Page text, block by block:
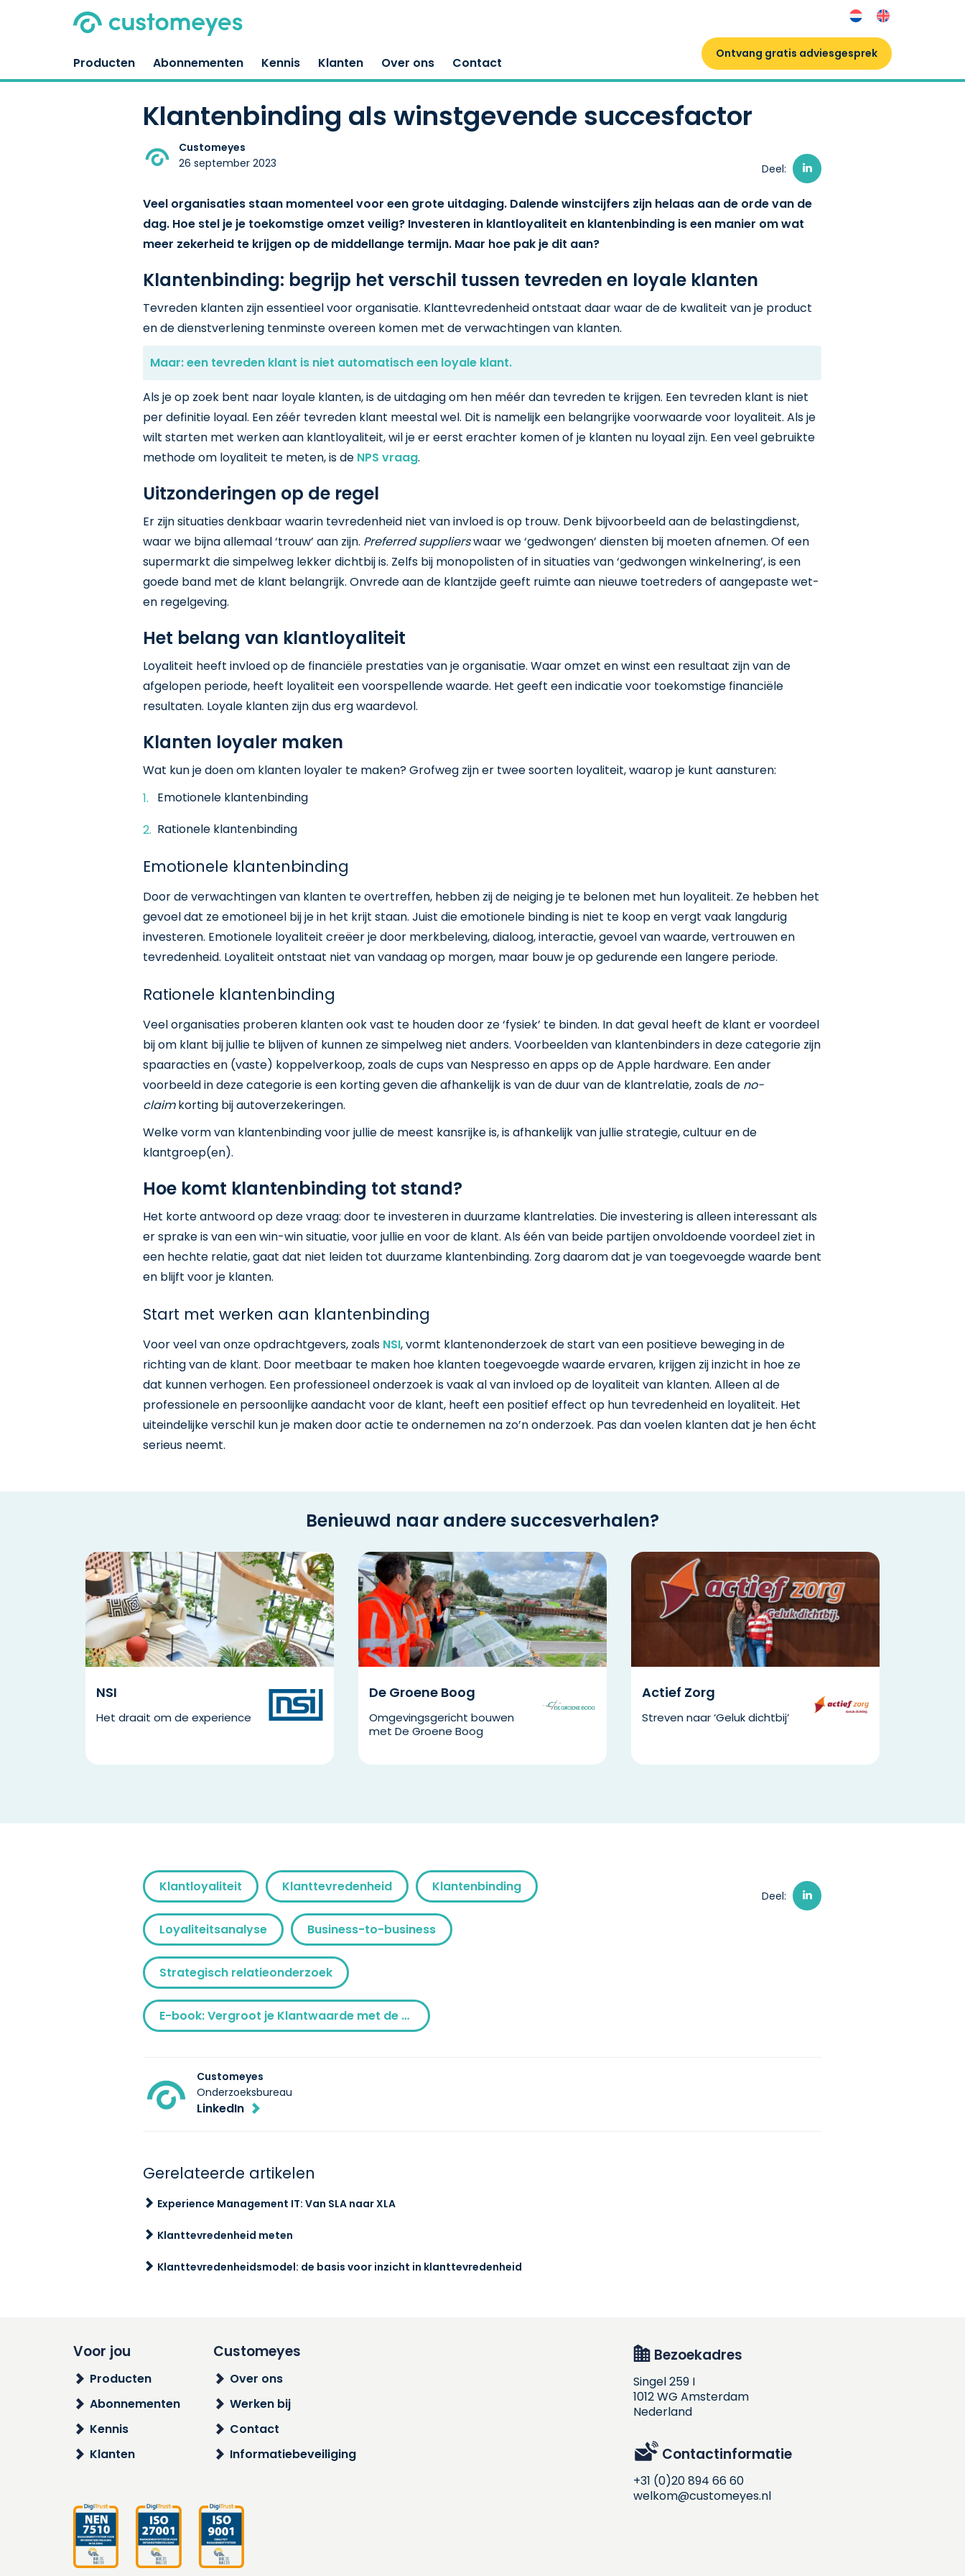
Producten Abonnementen Kennis Klanten Over ons Contact
Ontvang gratis adviesgesprek
Klantenbinding als winstgevende succesfactor
Customeyes
26 september 2023
Deel:
Veel organisaties staan momenteel voor een grote uitdaging. Dalende winstcijfers zijn helaas aan de orde van de
dag. Hoe stel je je toekomstige omzet veilig? Investeren in klantloyaliteit en klantenbinding is een manier om wat
meer zekerheid te krijgen op de middellange termijn. Maar hoe pak je dit aan?
Klantenbinding: begrijp het verschil tussen tevreden en loyale klanten
Tevreden klanten zijn essentieel voor organisatie. Klanttevredenheid ontstaat daar waar de de kwaliteit van je product
en de dienstverlening tenminste overeen komen met de verwachtingen van klanten.
Maar: een tevreden klant is niet automatisch een loyale klant.
Als je op zoek bent naar loyale klanten, is de uitdaging om hen méér dan tevreden te krijgen. Een tevreden klant is niet
per definitie loyaal. Een zéér tevreden klant meestal wel. Dit is namelijk een belangrijke voorwaarde voor loyaliteit. Als je
wilt starten met werken aan klantloyaliteit, wil je er eerst erachter komen of je klanten nu loyaal zijn. Een veel gebruikte
methode om loyaliteit te meten, is de NPS vraag.
Uitzonderingen op de regel
Er zijn situaties denkbaar waarin tevredenheid niet van invloed is op trouw. Denk bijvoorbeeld aan de belastingdienst,
waar we bijna allemaal ‘trouw’ aan zijn. Preferred supplierswaar we ‘gedwongen’ diensten bij moeten afnemen. Of een
supermarkt die simpelweg lekker dichtbij is. Zelfs bij monopolisten of in situaties van ‘gedwongen winkelnering’, is een
goede band met de klant belangrijk. Onvrede aan de klantzijde geeft ruimte aan nieuwe toetreders of aangepaste wet-
en regelgeving.
Het belang van klantloyaliteit
Loyaliteit heeft invloed op de financiële prestaties van je organisatie. Waar omzet en winst een resultaat zijn van de
afgelopen periode, heeft loyaliteit een voorspellende waarde. Het geeft een indicatie voor toekomstige financiële
resultaten. Loyale klanten zijn dus erg waardevol.
Klanten loyaler maken
Wat kun je doen om klanten loyaler te maken? Grofweg zijn er twee soorten loyaliteit, waarop je kunt aansturen:
Emotionele klantenbinding
Rationele klantenbinding
Emotionele klantenbinding
Door de verwachtingen van klanten te overtreffen, hebben zij de neiging je te belonen met hun loyaliteit. Ze hebben het
gevoel dat ze emotioneel bij je in het krijt staan. Juist die emotionele binding is niet te koop en vergt vaak langdurig
investeren. Emotionele loyaliteit creëer je door merkbeleving, dialoog, interactie, gevoel van waarde, vertrouwen en
tevredenheid. Loyaliteit ontstaat niet van vandaag op morgen, maar bouw je op gedurende een langere periode.
Rationele klantenbinding
Veel organisaties proberen klanten ook vast te houden door ze ‘fysiek’ te binden. In dat geval heeft de klant er voordeel
bij om klant bij jullie te blijven of kunnen ze simpelweg niet anders. Voorbeelden van klantenbinders in deze categorie zijn
spaaracties en (vaste) koppelverkoop, zoals de cups van Nespresso en apps op de Apple hardware. Een ander
voorbeeld in deze categorie is een korting geven die afhankelijk is van de duur van de klantrelatie, zoals de no-
claimkorting bij autoverzekeringen.
Welke vorm van klantenbinding voor jullie de meest kansrijke is, is afhankelijk van jullie strategie, cultuur en de
klantgroep(en).
Hoe komt klantenbinding tot stand?
Het korte antwoord op deze vraag: door te investeren in duurzame klantrelaties. Die investering is alleen interessant als
er sprake is van een win-win situatie, voor jullie en voor de klant. Als één van beide partijen onvoldoende voordeel ziet in
een hechte relatie, gaat dat niet leiden tot duurzame klantenbinding. Zorg daarom dat je van toegevoegde waarde bent
en blijft voor je klanten.
Start met werken aan klantenbinding
Voor veel van onze opdrachtgevers, zoals NSI, vormt klantenonderzoek de start van een positieve beweging in de
richting van de klant. Door meetbaar te maken hoe klanten toegevoegde waarde ervaren, krijgen zij inzicht in hoe ze
dat kunnen verhogen. Een professioneel onderzoek is vaak al van invloed op de loyaliteit van klanten. Alleen al de
professionele en persoonlijke aandacht voor de klant, heeft een positief effect op hun tevredenheid en loyaliteit. Het
uiteindelijke verschil kun je maken door actie te ondernemen na zo’n onderzoek. Pas dan voelen klanten dat je hen écht
serieus neemt.
Benieuwd naar andere succesverhalen?
NSI
Het draait om de experience
De Groene Boog
Omgevingsgericht bouwen
met De Groene Boog
Actief Zorg
Streven naar ‘Geluk dichtbij’
Klantloyaliteit Klanttevredenheid Klantenbinding
Loyaliteitsanalyse Business-to-business
Strategisch relatieonderzoek
E-book: Vergroot je Klantwaarde met de Klantgerichtheidsladder
Deel:
Customeyes
Onderzoeksbureau
LinkedIn
Gerelateerde artikelen
Experience Management IT: Van SLA naar XLA
Klanttevredenheid meten
Klanttevredenheidsmodel: de basis voor inzicht in klanttevredenheid
Voor jou
Producten
Abonnementen
Kennis
Klanten
Customeyes
Over ons
Werken bij
Contact
Informatiebeveiliging
Bezoekadres
Singel 259 I
1012 WG Amsterdam
Nederland
Contactinformatie
+31 (0)20 894 66 60
welkom@customeyes.nl